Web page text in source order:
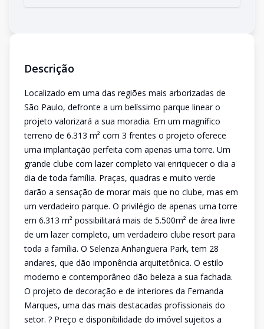
Descrição
Localizado em uma das regiões mais arborizadas de
São Paulo, defronte a um belíssimo parque linear o
projeto valorizará a sua moradia. Em um magnífico
terreno de 6.313 m² com 3 frentes o projeto oferece
uma implantação perfeita com apenas uma torre. Um
grande clube com lazer completo vai enriquecer o dia a
dia de toda família. Praças, quadras e muito verde
darão a sensação de morar mais que no clube, mas em
um verdadeiro parque. O privilégio de apenas uma torre
em 6.313 m² possibilitará mais de 5.500m² de área livre
de um lazer completo, um verdadeiro clube resort para
toda a família. O Selenza Anhanguera Park, tem 28
andares, que dão imponência arquitetônica. O estilo
moderno e contemporâneo dão beleza a sua fachada.
O projeto de decoração e de interiores da Fernanda
Marques, uma das mais destacadas profissionais do
setor. ? Preço e disponibilidade do imóvel sujeitos a